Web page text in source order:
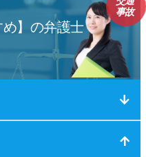
】の弁護士
事故